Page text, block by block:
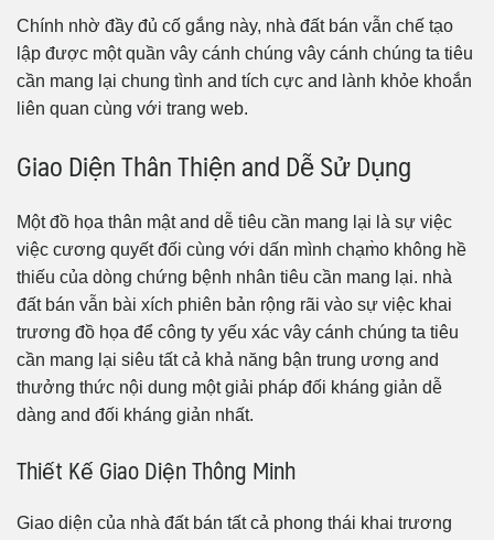
Chính nhờ đầy đủ cố gắng này, nhà đất bán vẫn chế tạo
lập được một quần vây cánh chúng vây cánh chúng ta tiêu
cần mang lại chung tình and tích cực and lành khỏe khoắn
liên quan cùng với trang web.
Giao Diện Thân Thiện and Dễ Sử Dụng
Một đồ họa thân mật and dễ tiêu cần mang lại là sự việc
việc cương quyết đối cùng với dấn mình chạm̀o không hề
thiếu của dòng chứng bệnh nhân tiêu cần mang lại. nhà
đất bán vẫn bài xích phiên bản rộng rãi vào sự việc khai
trương đồ họa để công ty yếu xác vây cánh chúng ta tiêu
cần mang lại siêu tất cả khả năng bận trung ương and
thưởng thức nội dung một giải pháp đối kháng giản dễ
dàng and đối kháng giản nhất.
Thiết Kế Giao Diện Thông Minh
Giao diện của nhà đất bán tất cả phong thái khai trương